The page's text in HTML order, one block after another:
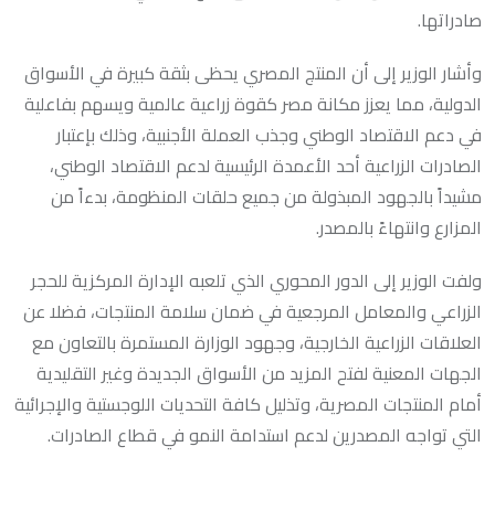
صادراتها.
وأشار الوزير إلى أن المنتج المصري يحظى بثقة كبيرة في الأسواق
الدولية، مما يعزز مكانة مصر كقوة زراعية عالمية ويسهم بفاعلية
في دعم الاقتصاد الوطني وجذب العملة الأجنبية، وذلك بإعتبار
الصادرات الزراعية أحد الأعمدة الرئيسية لدعم الاقتصاد الوطني،
مشيداً بالجهود المبذولة من جميع حلقات المنظومة، بدءاً من
المزارع وانتهاءً بالمصدر.
ولفت الوزير إلى الدور المحوري الذي تلعبه الإدارة المركزية للحجر
الزراعي والمعامل المرجعية في ضمان سلامة المنتجات، فضلا عن
العلاقات الزراعية الخارجية، وجهود الوزارة المستمرة بالتعاون مع
الجهات المعنية لفتح المزيد من الأسواق الجديدة وغير التقليدية
أمام المنتجات المصرية، وتذليل كافة التحديات اللوجستية والإجرائية
التي تواجه المصدرين لدعم استدامة النمو في قطاع الصادرات.